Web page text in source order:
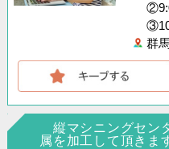
群
縦マシニングセン
属を加工して頂きま